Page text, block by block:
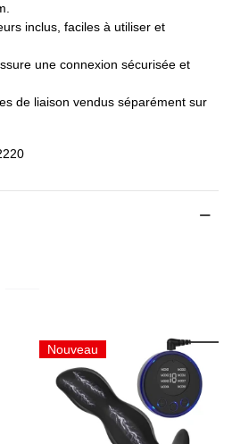
inclus, faciles à utiliser et
une connexion sécurisée et
de liaison vendus séparément sur
Nouveau